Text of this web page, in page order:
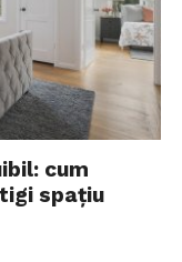
cum
spațiu